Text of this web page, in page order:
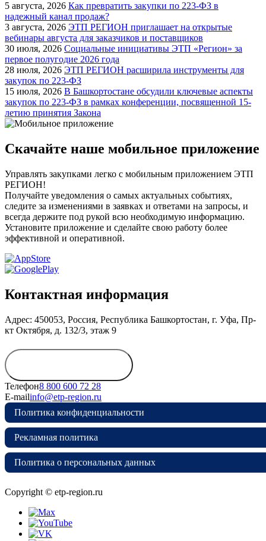
5 августа, 2026 Как превратить закупки по 223-ФЗ в
надежный канал продаж?
3 августа, 2026 ЭТП РЕГИОН приглашает на открытые
вебинары августа для заказчиков и поставщиков
30 июля, 2026 Социальные инициативы ЭТП «Регион» за
первое полугодие 2026 года
28 июля, 2026 ЭТП РЕГИОН расширила инструменты для
закупок по 223-ФЗ
15 июля, 2026 В Башкортостане обсудили ключевые аспекты
закупок по 223-ФЗ в рамках конференции, посвященной 15-
летию принятия Закона
Скачайте наше мобильное приложение
Управлять закупками легко с мобильным приложением ЭТП
РЕГИОН!
Получайте уведомления о самых актуальных событиях,
следите за изменениями в заявках и ответами на запросы, и
всегда держите под рукой всю необходимую информацию.
Установите приложение и сделайте свою работу более
эффективной и оперативной.
Контактная информация
Адрес: 450053, Россия, Республика Башкортостан, г. Уфа, Пр-
кт Октября, д. 132/3, этаж 9
Телефон8 800 600 72 28
E-mailinfo@etp-region.ru
Политика конфиденциальности
Рекламная политика
Политика о персональных данных
Copyright © etp-region.ru